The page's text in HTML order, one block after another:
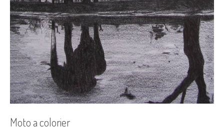
Moto a colorier